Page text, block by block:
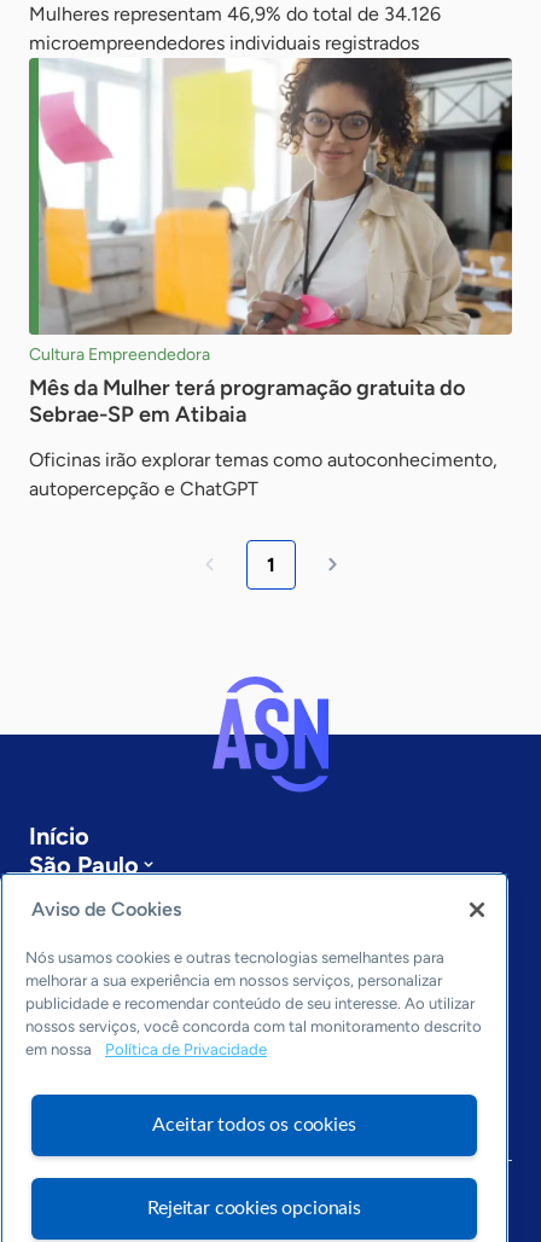
Mulheres representam 46,9% do total de 34.126
microempreendedores individuais registrados
Cultura Empreendedora
Mês da Mulher terá programação gratuita do
Sebrae-SP em Atibaia
Oficinas irão explorar temas como autoconhecimento,
autopercepção e ChatGPT
1
Início
São Paulo
Últimas notícias
Entre em contato
Editorias
Economia & Política
Inovação & Tecnologia
Arquivo
Aviso de Cookies
Nós usamos cookies e outras tecnologias semelhantes para
melhorar a sua experiência em nossos serviços, personalizar
publicidade e recomendar conteúdo de seu interesse. Ao utilizar
nossos serviços, você concorda com tal monitoramento descrito
em nossa
Política de Privacidade
Aceitar todos os cookies
Rejeitar cookies opcionais